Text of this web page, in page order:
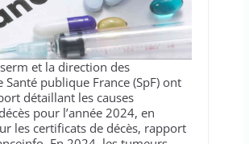
et la direction des
Santé publique France (SpF) ont
détaillant les causes
pour l’année 2024, en
les certificats de décès, rapport